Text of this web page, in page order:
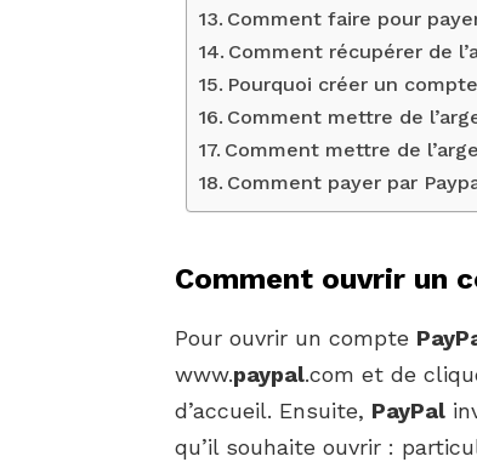
Comment faire pour
Comment récupérer de
Pourquoi créer un
Comment mettre de
Comment mettre de
Comment payer par
Comment ouvrir un
Pour ouvrir un compte
www.paypal.com et de
d’accueil. Ensuite, PayPal
qu’il souhaite ouvrir :